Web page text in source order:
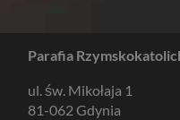
Parafia
ul. św. Mikołaja 1
81-062 Gdynia